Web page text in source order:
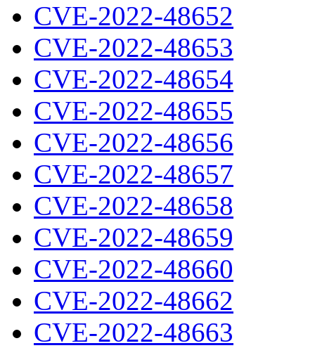
CVE-2022-48652
CVE-2022-48653
CVE-2022-48654
CVE-2022-48655
CVE-2022-48656
CVE-2022-48657
CVE-2022-48658
CVE-2022-48659
CVE-2022-48660
CVE-2022-48662
CVE-2022-48663